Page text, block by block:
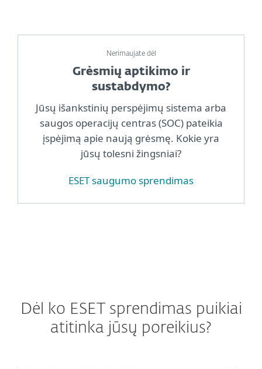
Nerimaujate dėl
Grėsmių aptikimo ir
sustabdymo?
Jūsų išankstinių perspėjimų sistema arba
saugos operacijų centras (SOC) pateikia
įspėjimą apie naują grėsmę. Kokie yra
jūsų tolesni žingsniai?
ESET saugumo sprendimas
Dėl ko ESET sprendimas puikiai
atitinka jūsų poreikius?